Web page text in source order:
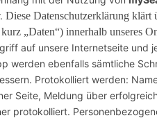
Diese Datenschutzerklärung
„Daten“) innerhalb unseres
auf unsere Internetseite und
werden ebenfalls sämtliche
Protokolliert werden:
Seite, Meldung über
protokolliert.